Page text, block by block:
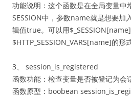
功能说明：这个函数是在全局变量中
SESSION中，参数name就是想要加
辑值true。可以用
$HTTP_SESSION_VARS[name]的形
3、 session_is_registered
函数功能：检查变量是否被登记为会
函数原型：boobean